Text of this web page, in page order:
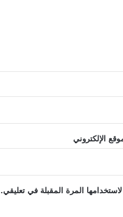
الإلكتروني
المرة المقبلة في تعليقي.